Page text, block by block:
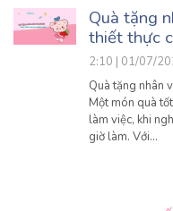
Quà tặng
thiết thực
2:10 | 01/07/
Quà tặng nhân
Một món quà
làm việc, khi
giờ làm. Với…